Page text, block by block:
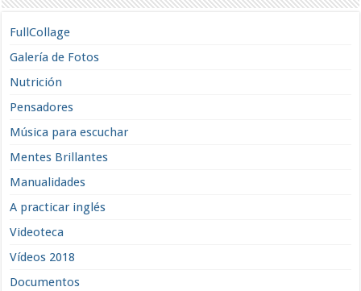
FullCollage
Galería de Fotos
Nutrición
Pensadores
Música para escuchar
Mentes Brillantes
Manualidades
A practicar inglés
Videoteca
Vídeos 2018
Documentos